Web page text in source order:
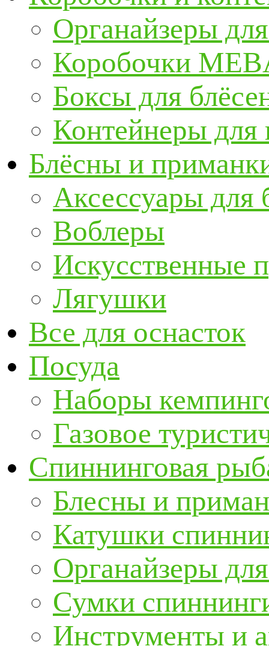
Органайзеры
Коробочки
Боксы для
Контейнеры для
Блёсны и
Аксессуары для
Воблеры
Искусственные
Лягушки
Все для оснасток
Посуда
Наборы
Газовое
Спиннинговая
Блесны и
Катушки
Органайзеры
Сумки
Инструменты и